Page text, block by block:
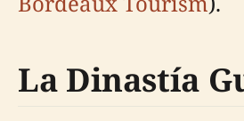
La Dinastía